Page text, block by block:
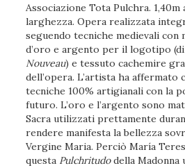
Associazione Tota Pulchra. 1,40m
larghezza. Opera realizzata
seguendo tecniche medievali
d’oro e argento per il logotipo
Nouveau) e tessuto cachemire
dell’opera. L’artista ha
tecniche 100% artigianali con la
futuro. L’oro e l’argento sono
Sacra utilizzati prettamente
rendere manifesta la bellezza
Vergine Maria. Perciò María
questa Pulchritudodella Madonna